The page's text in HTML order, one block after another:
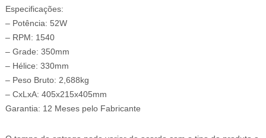
Especificações:
– Potência: 52W
– RPM: 1540
– Grade: 350mm
– Hélice: 330mm
– Peso Bruto: 2,688kg
– CxLxA: 405x215x405mm
Garantia: 12 Meses pelo Fabricante